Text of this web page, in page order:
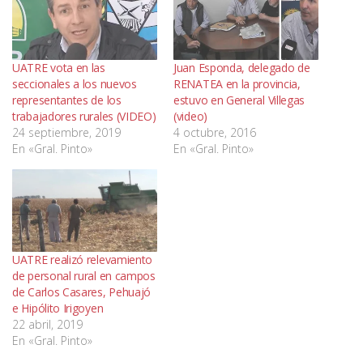
UATRE vota en las
seccionales a los nuevos
representantes de los
trabajadores rurales (VIDEO)
24 septiembre, 2019
En «Gral. Pinto»
Juan Esponda, delegado de
RENATEA en la provincia,
estuvo en General Villegas
(video)
4 octubre, 2016
En «Gral. Pinto»
UATRE realizó relevamiento
de personal rural en campos
de Carlos Casares, Pehuajó
e Hipólito Irigoyen
22 abril, 2019
En «Gral. Pinto»